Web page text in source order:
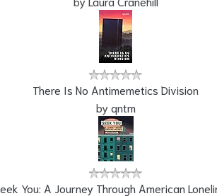
There Is No Antimemetics Division
byqntm
You: A Journey Through American